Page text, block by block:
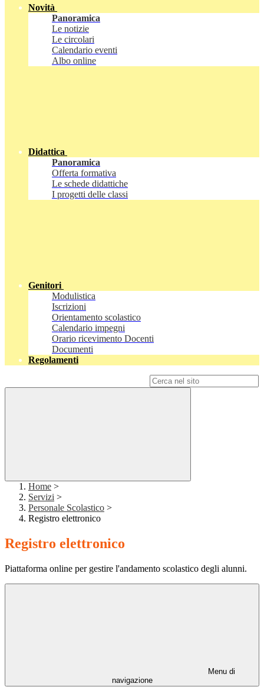
Novità
Panoramica
Le notizie
Le circolari
Calendario eventi
Albo online
Didattica
Panoramica
Offerta formativa
Le schede didattiche
I progetti delle classi
Genitori
Modulistica
Iscrizioni
Orientamento scolastico
Calendario impegni
Orario ricevimento Docenti
Documenti
Regolamenti
Home >
Servizi >
Personale Scolastico >
Registro elettronico
Registro elettronico
Piattaforma online per gestire l'andamento scolastico degli alunni.
Menu di
navigazione